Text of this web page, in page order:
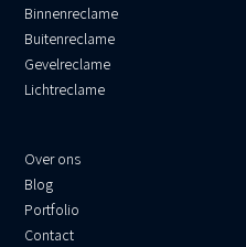
Binnenreclame
Buitenreclame
Gevelreclame
Lichtreclame
Over ons
Blog
Portfolio
Contact